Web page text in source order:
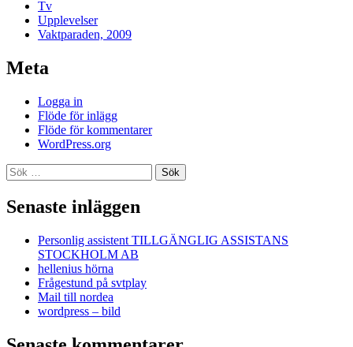
Tv
Upplevelser
Vaktparaden, 2009
Meta
Logga in
Flöde för inlägg
Flöde för kommentarer
WordPress.org
Sök
efter:
Senaste inläggen
Personlig assistent TILLGÄNGLIG ASSISTANS
STOCKHOLM AB
hellenius hörna
Frågestund på svtplay
Mail till nordea
wordpress – bild